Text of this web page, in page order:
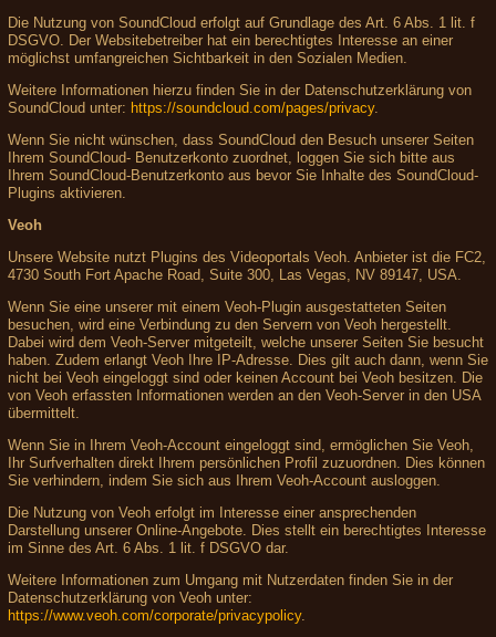
Die Nutzung von SoundCloud erfolgt auf Grundlage des Art. 6 Abs. 1 lit. f
DSGVO. Der Websitebetreiber hat ein berechtigtes Interesse an einer
möglichst umfangreichen Sichtbarkeit in den Sozialen Medien.
Weitere Informationen hierzu finden Sie in der Datenschutzerklärung von
SoundCloud unter: https://soundcloud.com/pages/privacy.
Wenn Sie nicht wünschen, dass SoundCloud den Besuch unserer Seiten
Ihrem SoundCloud- Benutzerkonto zuordnet, loggen Sie sich bitte aus
Ihrem SoundCloud-Benutzerkonto aus bevor Sie Inhalte des SoundCloud-
Plugins aktivieren.
Veoh
Unsere Website nutzt Plugins des Videoportals Veoh. Anbieter ist die FC2,
4730 South Fort Apache Road, Suite 300, Las Vegas, NV 89147, USA.
Wenn Sie eine unserer mit einem Veoh-Plugin ausgestatteten Seiten
besuchen, wird eine Verbindung zu den Servern von Veoh hergestellt.
Dabei wird dem Veoh-Server mitgeteilt, welche unserer Seiten Sie besucht
haben. Zudem erlangt Veoh Ihre IP-Adresse. Dies gilt auch dann, wenn Sie
nicht bei Veoh eingeloggt sind oder keinen Account bei Veoh besitzen. Die
von Veoh erfassten Informationen werden an den Veoh-Server in den USA
übermittelt.
Wenn Sie in Ihrem Veoh-Account eingeloggt sind, ermöglichen Sie Veoh,
Ihr Surfverhalten direkt Ihrem persönlichen Profil zuzuordnen. Dies können
Sie verhindern, indem Sie sich aus Ihrem Veoh-Account ausloggen.
Die Nutzung von Veoh erfolgt im Interesse einer ansprechenden
Darstellung unserer Online-Angebote. Dies stellt ein berechtigtes Interesse
im Sinne des Art. 6 Abs. 1 lit. f DSGVO dar.
Weitere Informationen zum Umgang mit Nutzerdaten finden Sie in der
Datenschutzerklärung von Veoh unter:
https://www.veoh.com/corporate/privacypolicy.